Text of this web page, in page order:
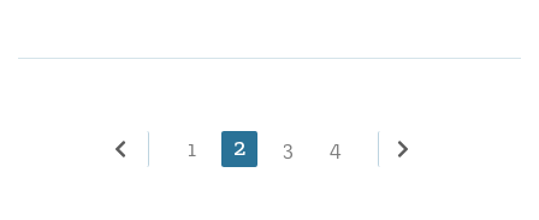
Paginação
Página
1 Página
2 Página
3 Página
4